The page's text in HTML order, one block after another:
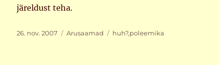
järeldust teha.
Postitatud
26. nov. 2007 Rubriigid
Arusaamad Sildid
huh?,poleemika